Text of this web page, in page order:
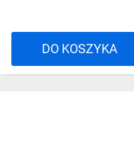
DO KOSZYKA